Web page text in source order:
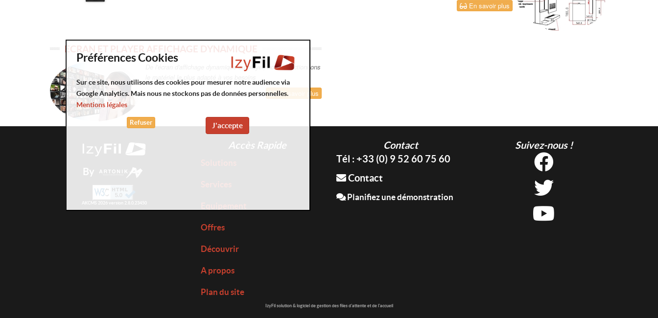
En savoir plus
ECRAN ET PLAYER AFFICHAGE DYNAMIQUE
De l'écran d'affichage dynamique au player, nous sélectionnons
En savoir plus
By
AKCMS 2026 version 2.8.0.23450
Accès Rapide
Offres
Découvrir
A propos
Plan du site
Contact
Tél : +33 (0) 9 52 60 75 60
Contact
Planifiez une démonstration
Suivez-nous !
IzyFil solution & logiciel de gestion des files d'attente et de l'accueil
Préférences Cookies
Sur ce site, nous utilisons des cookies pour mesurer notre audience via
Google Analytics. Mais nous ne stockons pas de données personnelles.
Mentions légales
J'accepte
Refuser